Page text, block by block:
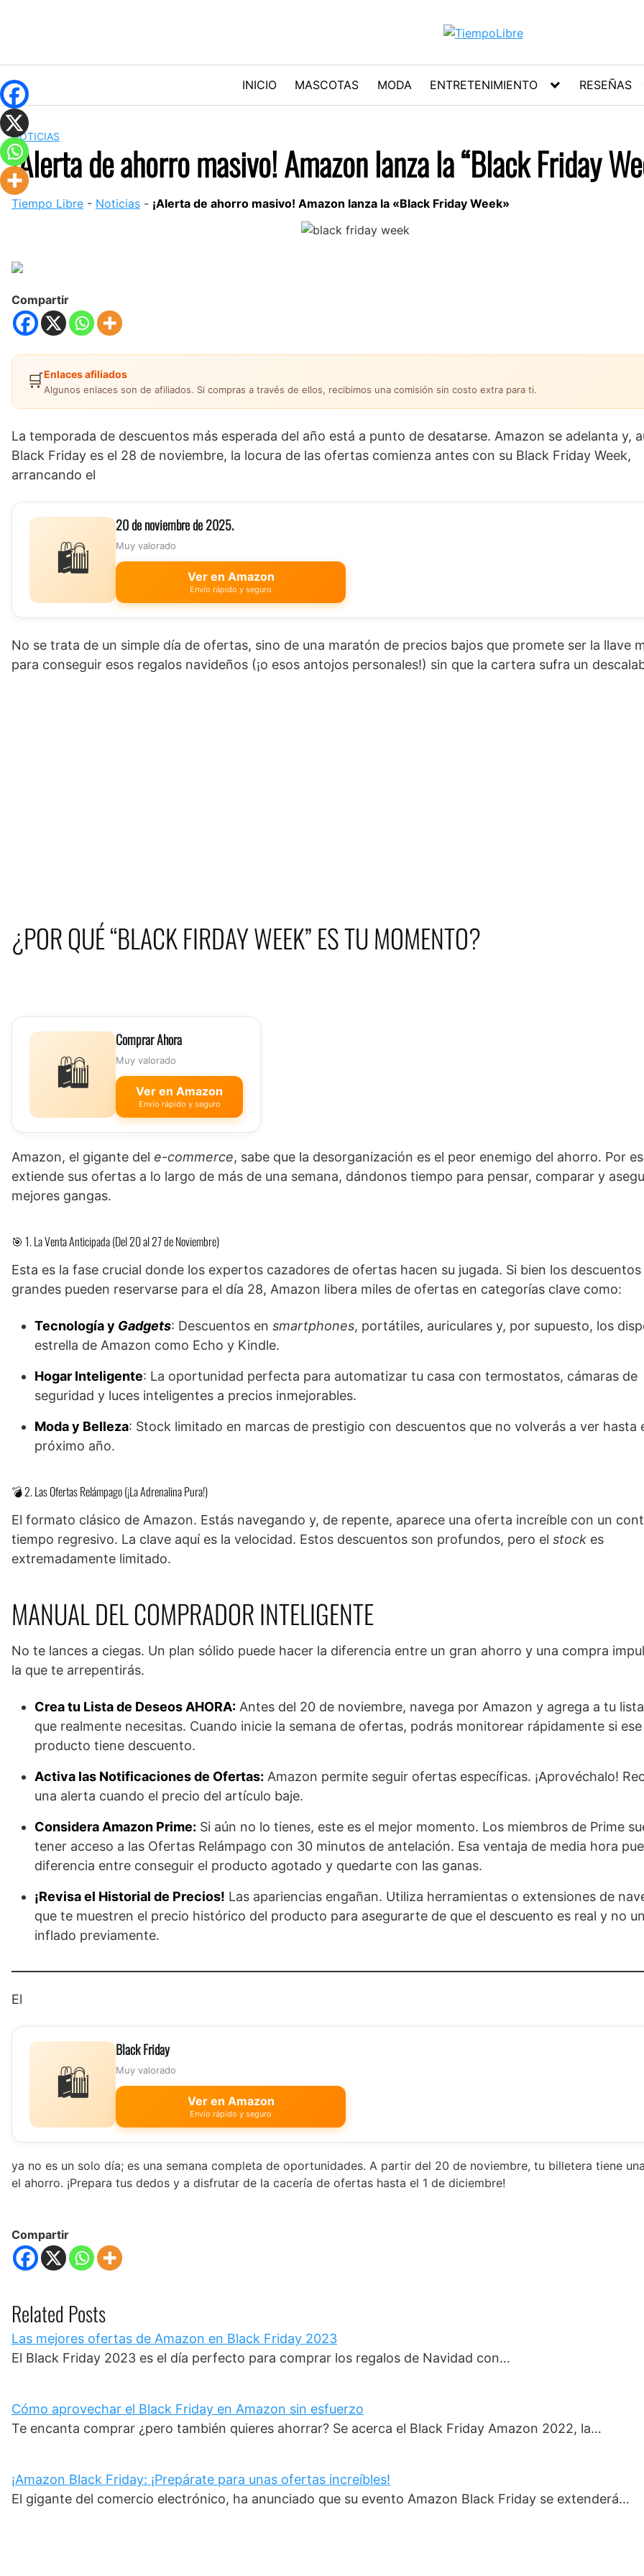
INICIO MASCOTAS MODA ENTRETENIMIENTO RESEÑAS
NOTICIAS
¡Alerta de ahorro masivo! Amazon lanza la “Black Friday
Tiempo Libre - Noticias - ¡Alerta de ahorro masivo! Amazon lanza la «Black Friday Week»
Compartir
🛒Enlaces afiliados
Algunos enlaces son de afiliados. Si compras a través de ellos, recibimos una comisión sin costo extra para ti.
La temporada de descuentos más esperada del año está a punto de desatarse. Amazon se adelanta y,
Black Friday es el 28 de noviembre, la locura de las ofertas comienza antes con su Black Friday Week,
arrancando el
🛍️
20 de noviembre de 2025.
Muy valorado
Ver en Amazon
Envío rápido y seguro
No se trata de un simple día de ofertas, sino de una maratón de precios bajos que promete ser la llave
para conseguir esos regalos navideños (¡o esos antojos personales!) sin que la cartera sufra un
¿POR QUÉ “BLACK FIRDAY WEEK” ES TU MOMENTO?
🛍️
Comprar Ahora
Muy valorado
Ver en Amazon
Envío rápido y seguro
Amazon, el gigante del e-commerce, sabe que la desorganización es el peor enemigo del ahorro. Por
extiende sus ofertas a lo largo de más de una semana, dándonos tiempo para pensar, comparar y
mejores gangas.
🎯 1. La Venta Anticipada (Del 20 al 27 de Noviembre)
Esta es la fase crucial donde los expertos cazadores de ofertas hacen su jugada. Si bien los descuentos
grandes pueden reservarse para el día 28, Amazon libera miles de ofertas en categorías clave como:
Tecnología y Gadgets: Descuentos en smartphones, portátiles, auriculares y, por supuesto, los
estrella de Amazon como Echo y Kindle.
Hogar Inteligente: La oportunidad perfecta para automatizar tu casa con termostatos, cámaras de
seguridad y luces inteligentes a precios inmejorables.
Moda y Belleza: Stock limitado en marcas de prestigio con descuentos que no volverás a ver hasta
próximo año.
💣 2. Las Ofertas Relámpago (¡La Adrenalina Pura!)
El formato clásico de Amazon. Estás navegando y, de repente, aparece una oferta increíble con un
tiempo regresivo. La clave aquí es la velocidad. Estos descuentos son profundos, pero el stock es
extremadamente limitado.
MANUAL DEL COMPRADOR INTELIGENTE
No te lances a ciegas. Un plan sólido puede hacer la diferencia entre un gran ahorro y una compra
la que te arrepentirás.
Crea tu Lista de Deseos AHORA: Antes del 20 de noviembre, navega por Amazon y agrega a tu
que realmente necesitas. Cuando inicie la semana de ofertas, podrás monitorear rápidamente si ese
producto tiene descuento.
Activa las Notificaciones de Ofertas: Amazon permite seguir ofertas específicas. ¡Aprovéchalo!
una alerta cuando el precio del artículo baje.
Considera Amazon Prime: Si aún no lo tienes, este es el mejor momento. Los miembros de Prime
tener acceso a las Ofertas Relámpago con 30 minutos de antelación. Esa ventaja de media hora
diferencia entre conseguir el producto agotado y quedarte con las ganas.
¡Revisa el Historial de Precios! Las apariencias engañan. Utiliza herramientas o extensiones de
que te muestren el precio histórico del producto para asegurarte de que el descuento es real y no
inflado previamente.
El
🛍️
Black Friday
Muy valorado
Ver en Amazon
Envío rápido y seguro
ya no es un solo día; es una semana completa de oportunidades. A partir del 20 de noviembre, tu billetera tiene
el ahorro. ¡Prepara tus dedos y a disfrutar de la cacería de ofertas hasta el 1 de diciembre!
Compartir
Related Posts
Las mejores ofertas de Amazon en Black Friday 2023
El Black Friday 2023 es el día perfecto para comprar los regalos de Navidad con…
Cómo aprovechar el Black Friday en Amazon sin esfuerzo
Te encanta comprar ¿pero también quieres ahorrar? Se acerca el Black Friday Amazon 2022, la…
¡Amazon Black Friday: ¡Prepárate para unas ofertas increíbles!
El gigante del comercio electrónico, ha anunciado que su evento Amazon Black Friday se extenderá…